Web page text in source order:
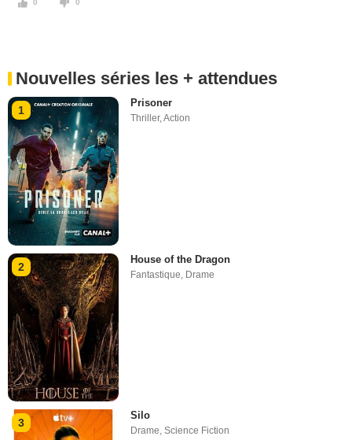
0 0
Nouvelles séries les + attendues
1
Prisoner
Thriller,Action
2
House of the Dragon
Fantastique Drame
3
Silo
Drame,Science Fiction